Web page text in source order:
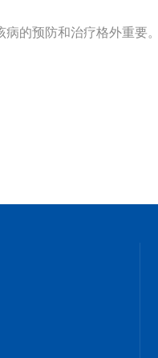
的预防和治疗格外重